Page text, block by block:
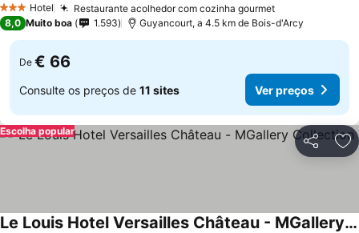
3 EstrelasHotel Restaurante acolhedor com cozinha gourmet
8,0 Muito boa 1.593 Guyancourt, a 4.5 km de Bois-d'Arcy
De € 66
Consulte os preços de 11 sites Ver preços
Partilhar
Escolha popular
Le Louis Hotel Versailles Château - MGallery Collection